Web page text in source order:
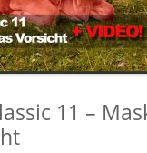
11 –